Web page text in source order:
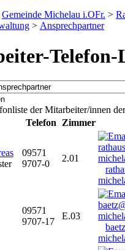
Gemeinde Michelau i.OFr. >
> Ansprechpartner
Telefon-
der Mitarbeiter/innen
Telefon Zimmer
09571
9707-0
2.01
09571
9707-17
E.03